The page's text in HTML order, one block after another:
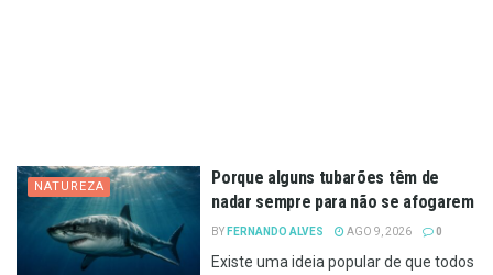
NATUREZA
Porque alguns tubarões têm de
nadar sempre para não se afogarem
BY FERNANDO ALVES AGO 9, 2026 0
Existe uma ideia popular de que todos